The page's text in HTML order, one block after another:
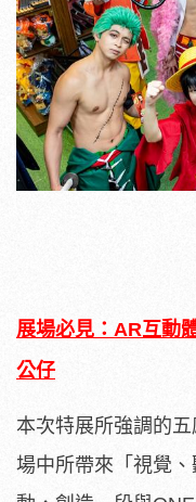
展場必見：AR互動
公仔
本次特展所強調的
場中所帶來「視覺